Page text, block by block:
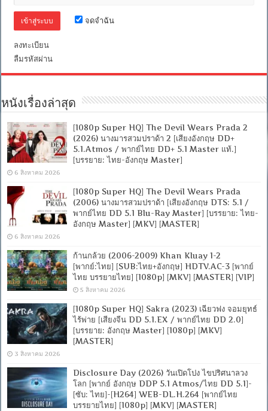
จดจำฉัน
ลงทะเบียน
ลืมรหัสผ่าน
หนังเรื่องล่าสุด
[1080p Super HQ] The Devil Wears Prada 2
(2026) นางมารสวมปราด้า 2 [เสียงอังกฤษ DD+
5.1.Atmos / พากย์ไทย DD+ 5.1 Master แท้.]
[บรรยาย: ไทย-อังกฤษ Master]
6 สิงหาคม 2026
[1080p Super HQ] The Devil Wears Prada
(2006) นางมารสวมปราด้า [เสียงอังกฤษ DTS: 5.1 /
พากย์ไทย DD 5.1 Blu-Ray Master] [บรรยาย: ไทย-
อังกฤษ Master] [MKV] [MASTER]
6 สิงหาคม 2026
ก้านกล้วย (2006-2009) Khan Kluay 1-2
[พากย์:ไทย] [SUB:ไทย+อังกฤษ] HDTV.AC-3 [พากย์
ไทย บรรยายไทย] [1080p] [MKV] [MASTER] [VIP]
5 สิงหาคม 2026
[1080p Super HQ] Sakra (2023) เฉียวฟง จอมยุทธ์
ไร้พ่าย [เสียงจีน DD 5.1.EX / พากย์ไทย DD 2.0]
[บรรยาย: อังกฤษ Master] [1080p] [MKV]
[MASTER]
3 สิงหาคม 2026
Disclosure Day (2026) วันเปิดโปง ไขปริศนาลวง
โลก [พากย์ อังกฤษ DDP 5.1 Atmos/ไทย DD 5.1]-
[ซับ: ไทย]-[H264] WEB-DL.H.264 [พากย์ไทย
บรรยายไทย] [1080p] [MKV] [MASTER]